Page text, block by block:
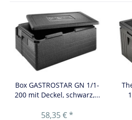
Box GASTROSTAR GN 1/1-
200 mit Deckel, schwarz,...
58,35 € *